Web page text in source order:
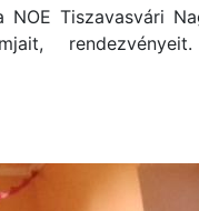
Tiszavasvári